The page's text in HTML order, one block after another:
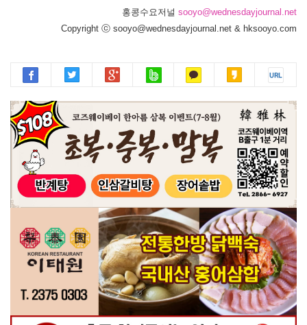
홍콩수요저널 sooyo@wednesdayjournal.net
Copyright ⓒ sooyo@wednesdayjournal.net & hksooyo.com